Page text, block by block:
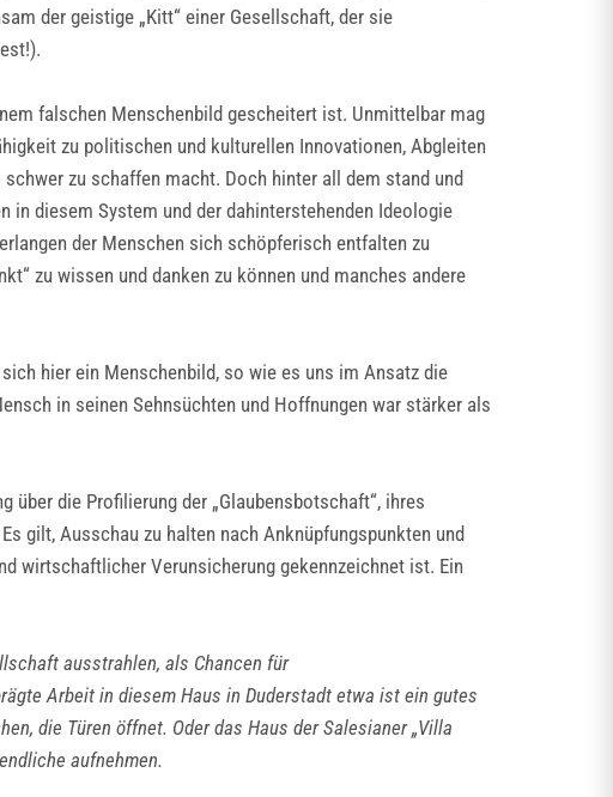
der geistige „Kitt“ einer Gesellschaft, der sie
falschen Menschenbild gescheitert ist. Unmittelbar mag
zu politischen und kulturellen Innovationen, Abgleiten
zu schaffen macht. Doch hinter all dem stand und
in diesem System und der dahinterstehenden Ideologie
der Menschen sich schöpferisch entfalten zu
zu wissen und danken zu können und manches andere
hier ein Menschenbild, so wie es uns im Ansatz die
in seinen Sehnsüchten und Hoffnungen war stärker als
die Profilierung der „Glaubensbotschaft“, ihres
gilt, Ausschau zu halten nach Anknüpfungspunkten und
wirtschaftlicher Verunsicherung gekennzeichnet ist. Ein
ausstrahlen, als Chancen für
Arbeit in diesem Haus in Duderstadt etwa ist ein gutes
die Türen öffnet. Oder das Haus der Salesianer „Villa
aufnehmen.